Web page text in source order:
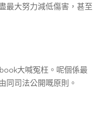
最大努力減低傷害，甚至
大喊冤枉。呢個係最
同司法公開嘅原則。